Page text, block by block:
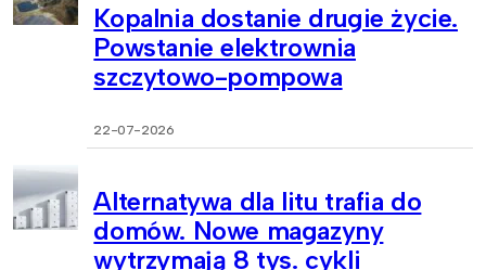
Kopalnia dostanie drugie życie.
Powstanie elektrownia
szczytowo-pompowa
22-07-2026
Alternatywa dla litu trafia do
domów. Nowe magazyny
wytrzymają 8 tys. cykli